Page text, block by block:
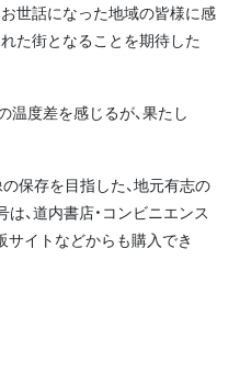
お世話になった地域の皆様に感
た街となることを期待した
温度差を感じるが、果たし
保存を目指した、地元有志の
、道内書店・コンビニエンス
サイトなどからも購入でき